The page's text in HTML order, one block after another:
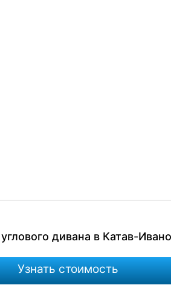
дивана в Катав-
Узнать стоимость